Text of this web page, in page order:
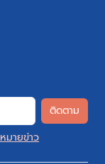
ติดตาม
มายข่าว